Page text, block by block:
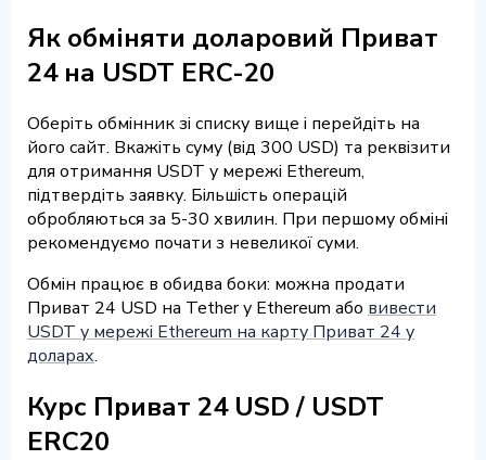
Як обміняти доларовий Приват
24 на USDT ERC-20
Оберіть обмінник зі списку вище і перейдіть на
його сайт. Вкажіть суму (від 300 USD) та реквізити
для отримання USDT у мережі Ethereum,
підтвердіть заявку. Більшість операцій
обробляються за 5-30 хвилин. При першому обміні
рекомендуємо почати з невеликої суми.
Обмін працює в обидва боки: можна продати
Приват 24 USD на Tether у Ethereum або вивести
USDT у мережі Ethereum на карту Приват 24 у
доларах.
Курс Приват 24 USD / USDT
ERC20